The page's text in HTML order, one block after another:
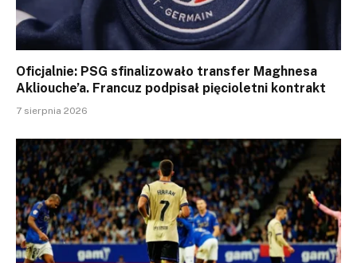
Oficjalnie: PSG sfinalizowało transfer Maghnesa
Akliouche’a. Francuz podpisał pięcioletni kontrakt
7 sierpnia 2026